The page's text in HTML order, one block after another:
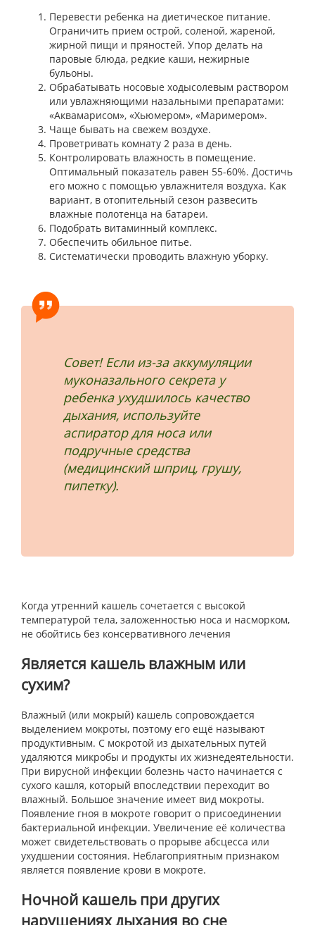
Перевести ребенка на диетическое питание.
Ограничить прием острой, соленой, жареной,
жирной пищи и пряностей. Упор делать на
паровые блюда, редкие каши, нежирные
бульоны.
Обрабатывать носовые ходысолевым раствором
или увлажняющими назальными препаратами:
«Аквамарисом», «Хьюмером», «Маримером».
Чаще бывать на свежем воздухе.
Проветривать комнату 2 раза в день.
Контролировать влажность в помещение.
Оптимальный показатель равен 55-60%. Достичь
его можно с помощью увлажнителя воздуха. Как
вариант, в отопительный сезон развесить
влажные полотенца на батареи.
Подобрать витаминный комплекс.
Обеспечить обильное питье.
Систематически проводить влажную уборку.
Совет! Если из-за аккумуляции
муконазального секрета у
ребенка ухудшилось качество
дыхания, используйте
аспиратор для носа или
подручные средства
(медицинский шприц, грушу,
пипетку).
Когда утренний кашель сочетается с высокой
температурой тела, заложенностью носа и насморком,
не обойтись без консервативного лечения
Является кашель влажным или
сухим?
Влажный (или мокрый) кашель сопровождается
выделением мокроты, поэтому его ещё называют
продуктивным. С мокротой из дыхательных путей
удаляются микробы и продукты их жизнедеятельности.
При вирусной инфекции болезнь часто начинается с
сухого кашля, который впоследствии переходит во
влажный. Большое значение имеет вид мокроты.
Появление гноя в мокроте говорит о присоединении
бактериальной инфекции. Увеличение её количества
может свидетельствовать о прорыве абсцесса или
ухудшении состояния. Неблагоприятным признаком
является появление крови в мокроте.
Ночной кашель при других
нарушениях дыхания во сне